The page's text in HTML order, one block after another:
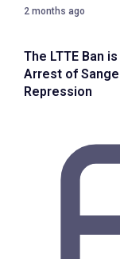
2 months ago
The LTTE Ban
Arrest of
Repression